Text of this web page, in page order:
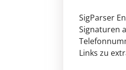
SigParser
Signaturen
Links zu